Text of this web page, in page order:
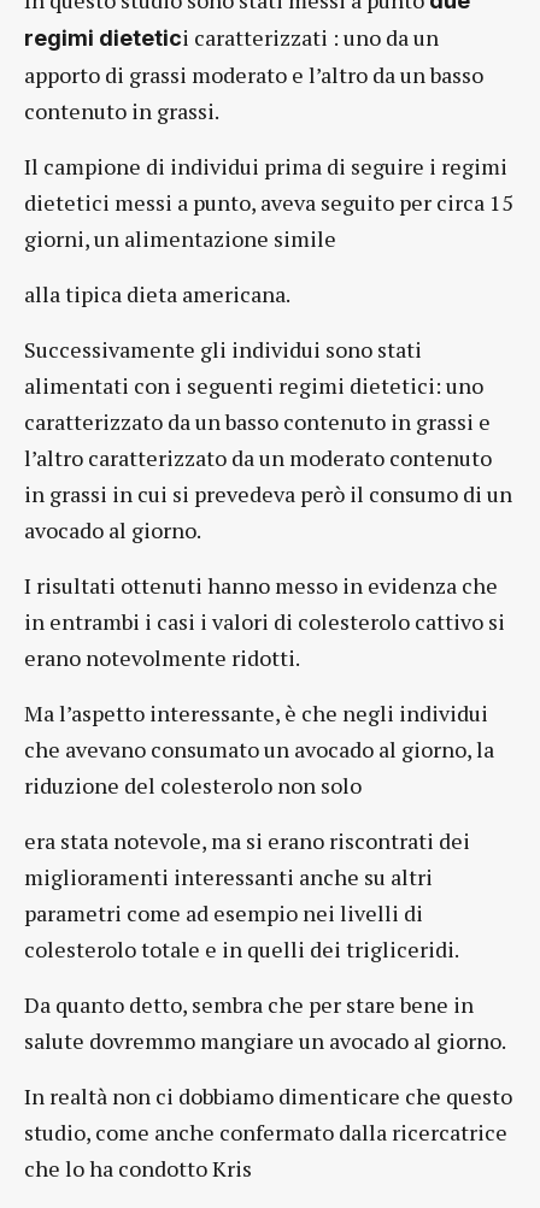
regimi dietetici caratterizzati : uno da un
apporto di grassi moderato e l’altro da un basso
contenuto in grassi.
Il campione di individui prima di seguire i regimi
dietetici messi a punto, aveva seguito per circa 15
giorni, un alimentazione simile
alla tipica dieta americana.
Successivamente gli individui sono stati
alimentati con i seguenti regimi dietetici: uno
caratterizzato da un basso contenuto in grassi e
l’altro caratterizzato da un moderato contenuto
in grassi in cui si prevedeva però il consumo di un
avocado al giorno.
I risultati ottenuti hanno messo in evidenza che
in entrambi i casi i valori di colesterolo cattivo si
erano notevolmente ridotti.
Ma l’aspetto interessante, è che negli individui
che avevano consumato un avocado al giorno, la
riduzione del colesterolo non solo
era stata notevole, ma si erano riscontrati dei
miglioramenti interessanti anche su altri
parametri come ad esempio nei livelli di
colesterolo totale e in quelli dei trigliceridi.
Da quanto detto, sembra che per stare bene in
salute dovremmo mangiare un avocado al giorno.
In realtà non ci dobbiamo dimenticare che questo
studio, come anche confermato dalla ricercatrice
che lo ha condotto Kris